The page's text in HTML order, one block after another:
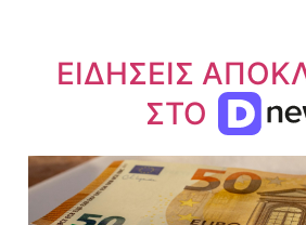
ΕΙΔΗΣΕΙΣ
ΣΤΟ